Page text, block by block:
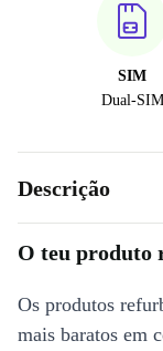
SIM
Dual-SIM
Descrição
O teu produto
Os produtos
mais baratos em